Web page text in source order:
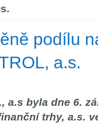
podílu
a.s.
a.s byla dne 6.
trhy, a.s.